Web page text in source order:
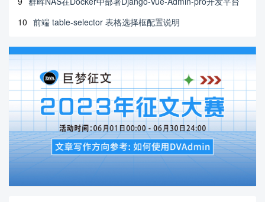
10 前端 table-selector 表格选择框配置说明